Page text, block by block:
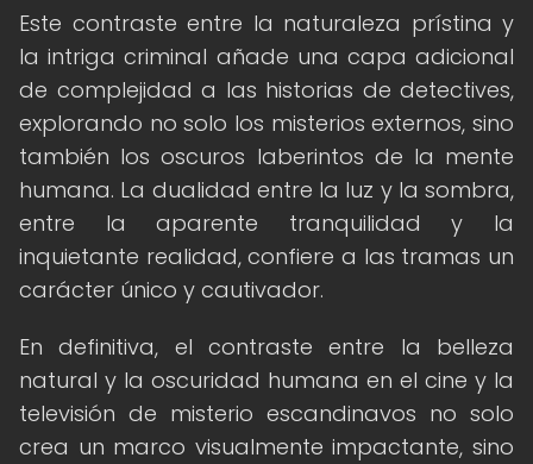
Este contraste entre la naturaleza prístina y
la intriga criminal añade una capa adicional
de complejidad a las historias de detectives,
explorando no solo los misterios externos, sino
también los oscuros laberintos de la mente
humana. La dualidad entre la luz y la sombra,
entre la aparente tranquilidad y la
inquietante realidad, confiere a las tramas un
carácter único y cautivador.
En definitiva, el contraste entre la belleza
natural y la oscuridad humana en el cine y la
televisión de misterio escandinavos no solo
crea un marco visualmente impactante, sino